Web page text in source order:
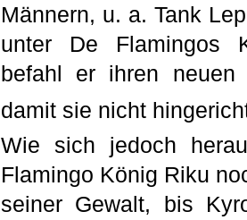
Männern, u. a. Tank
unter De Flamingos
befahl er ihren
damit sie nicht
Wie sich jedoch
Flamingo König Riku
seiner Gewalt, bis